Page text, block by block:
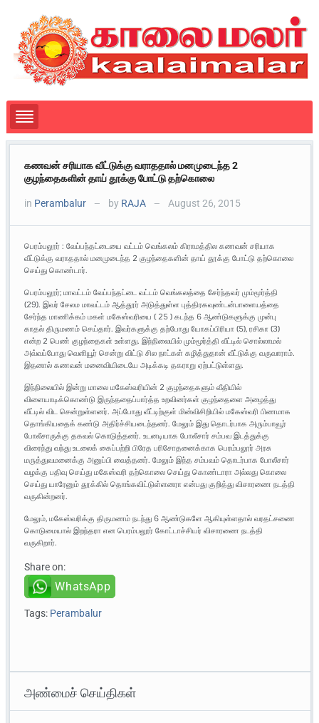
கணவன் சரியாக வீட்டுக்கு வராததால் மனமுடைந்த 2
குழந்தைகளின் தாய் தூக்கு போட்டு தற்கொலை
in Perambalur — by RAJA — August 26, 2015
பெரம்பலூர் : வேப்பந்தட்டையை வட்டம் வெங்கலம் கிராமத்தில கணவன் சரியாக
வீட்டுக்கு வராததால் மனமுடைந்த 2 குழந்தைகளின் தாய் தூக்கு போட்டு தற்கொலை
செய்து கொண்டார்.
பெரம்பலூர்; மாவட்டம் வேப்பந்தட்டை வட்டம் வெங்கலத்தை சேர்ந்தவர் மும்மூர்த்தி
(29). இவர் சேலம மாவட்டம் ஆத்தூர் அடுத்துள்ள புத்திரகவுண்டன்பாளையத்தை
சேர்ந்த மாணிக்கம் மகள் மகேஸ்வரியை ( 25 ) கடந்த 6 ஆண்டுகளுக்கு முன்பு
காதல் திருமணம் செய்தார். இவர்களுக்கு தற்போது யோகப்பிரியா (5), ரசிகா (3)
என்ற 2 பெண் குழந்தைகள் உள்ளது. இந்நிலையில் மும்மூர்த்தி வீட்டில் சொல்லாமல்
அவ்வப்போது வெளியூர் சென்று விட்டு சில நாட்கள் கழித்துதான் வீட்டுக்கு வருவாராம்.
இதனால் கணவன் மனைவியிடையே அடிக்கடி தகராறு ஏற்பட்டுள்ளது.
இந்நிலையில் இன்று மாலை மகேஸ்வரியின் 2 குழந்தைகளும் வீதியில்
விளையாடிக்கொண்டு இருந்ததைப்பார்த்த உறவினர்கள் குழந்தைளை அழைத்து
வீட்டில் விட சென்றுள்ளனர். அப்போது வீட்டிற்குள் மின்விசிறியில் மகேஸ்வரி பிணமாக
தொங்கியதைக் கண்டு அதிர்ச்சியடைந்தனர். மேலும் இது தொடர்பாக அரும்பாவூர்
போலீசாருக்கு தகவல் கொடுத்தனர். உடனடியாக போலீசார் சம்பவ இடத்துக்கு
விரைந்து வந்து உடலைக் கைப்பற்றி பிரேத பரிசோதனைக்காக பெரம்பலூர் அரசு
மருத்துவமனைக்கு அனுப்பி வைத்தனர். மேலும் இந்த சம்பவம் தொடர்பாக போலீசார்
வழக்கு பதிவு செய்து மகேஸ்வரி தற்கொலை செய்து கொண்டாரா அல்லது கொலை
செய்து யாரேனும் தூக்கில் தொங்கவிட்டுள்ளனரா என்பது குறித்து விசாரணை நடத்தி
வருகின்றனர்.
மேலும், மகேஸ்வரிக்கு திருமணம் நடந்து 6 ஆண்டுகளே ஆகியுள்ளதால் வரதட்சணை
கொடுமையால் இறந்தரா என பெரம்பலூர் கோட்டாச்சியர் விசாரணை நடத்தி
வருகிறார்.
Share on:
WhatsApp
Tags: Perambalur
அண்மைச் செய்திகள்